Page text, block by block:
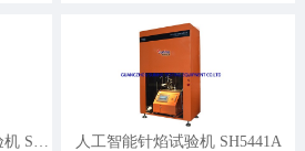
人工智能针焰试验机 SH5441A